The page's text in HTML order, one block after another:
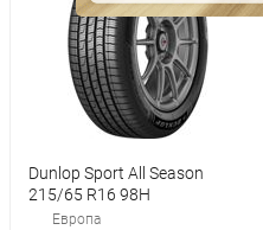
Dunlop Sport All Season
215/65 R16 98H
Европа